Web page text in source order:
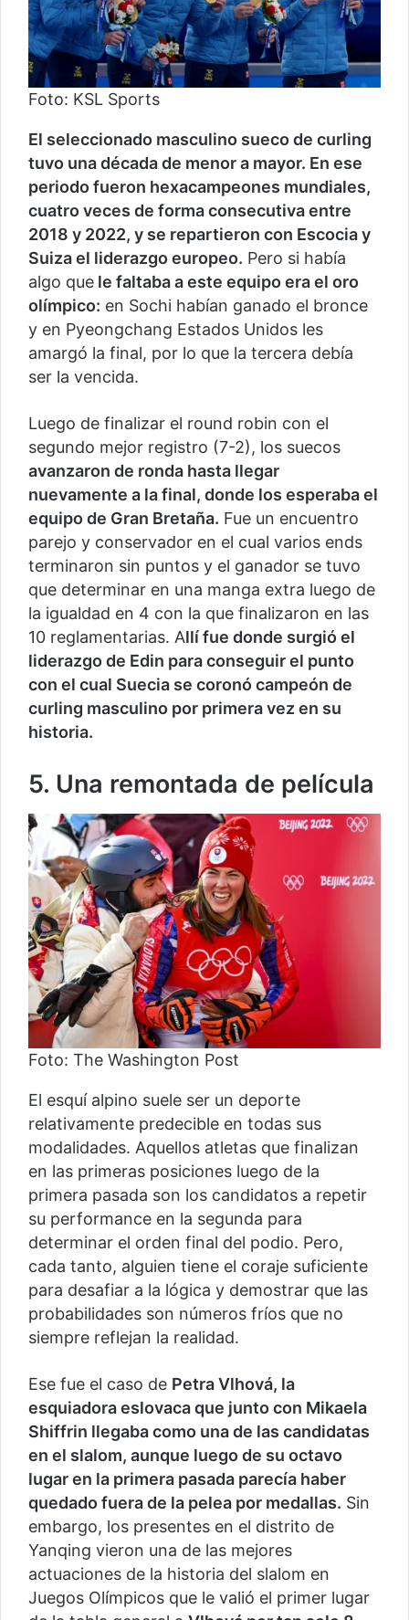
Foto: KSL Sports
El seleccionado masculino sueco de curling
tuvo una década de menor a mayor. En ese
periodo fueron hexacampeones mundiales,
cuatro veces de forma consecutiva entre
2018 y 2022, y se repartieron con Escocia y
Suiza el liderazgo europeo. Pero si había
algo que le faltaba a este equipo era el oro
olímpico: en Sochi habían ganado el bronce
y en Pyeongchang Estados Unidos les
amargó la final, por lo que la tercera debía
ser la vencida.
Luego de finalizar el round robin con el
segundo mejor registro (7-2), los suecos
avanzaron de ronda hasta llegar
nuevamente a la final, donde los esperaba el
equipo de Gran Bretaña. Fue un encuentro
parejo y conservador en el cual varios ends
terminaron sin puntos y el ganador se tuvo
que determinar en una manga extra luego de
la igualdad en 4 con la que finalizaron en las
10 reglamentarias. Allí fue donde surgió el
liderazgo de Edin para conseguir el punto
con el cual Suecia se coronó campeón de
curling masculino por primera vez en su
historia.
5. Una remontada de película
Foto: The Washington Post
El esquí alpino suele ser un deporte
relativamente predecible en todas sus
modalidades. Aquellos atletas que finalizan
en las primeras posiciones luego de la
primera pasada son los candidatos a repetir
su performance en la segunda para
determinar el orden final del podio. Pero,
cada tanto, alguien tiene el coraje suficiente
para desafiar a la lógica y demostrar que las
probabilidades son números fríos que no
siempre reflejan la realidad.
Ese fue el caso de Petra Vlhová, la
esquiadora eslovaca que junto con Mikaela
Shiffrin llegaba como una de las candidatas
en el slalom, aunque luego de su octavo
lugar en la primera pasada parecía haber
quedado fuera de la pelea por medallas. Sin
embargo, los presentes en el distrito de
Yanqing vieron una de las mejores
actuaciones de la historia del slalom en
Juegos Olímpicos que le valió el primer lugar